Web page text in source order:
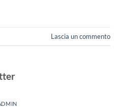
Lascia un commento